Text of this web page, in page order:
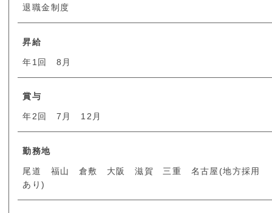
退職金制度
昇給
年1回 8月
賞与
年2回 7月 12月
勤務地
尾道 福山 倉敷 大阪 滋賀 三重 名古屋(地方採用
あり)